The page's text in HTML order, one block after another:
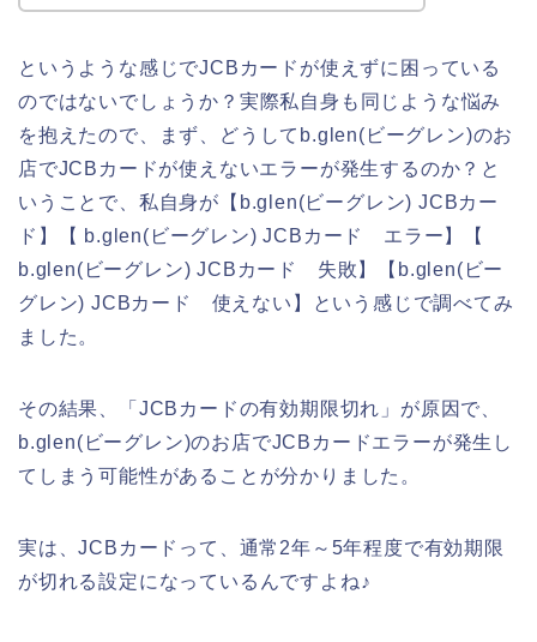
というような感じでJCBカードが使えずに困っている
のではないでしょうか？実際私自身も同じような悩み
を抱えたので、まず、どうしてb.glen(ビーグレン)のお
店でJCBカードが使えないエラーが発生するのか？と
いうことで、私自身が【b.glen(ビーグレン) JCBカー
ド】【 b.glen(ビーグレン) JCBカード エラー】【
b.glen(ビーグレン) JCBカード 失敗】【b.glen(ビー
グレン) JCBカード 使えない】という感じで調べてみ
ました。
その結果、「JCBカードの有効期限切れ」が原因で、
b.glen(ビーグレン)のお店でJCBカードエラーが発生し
てしまう可能性があることが分かりました。
実は、JCBカードって、通常2年～5年程度で有効期限
が切れる設定になっているんですよね♪